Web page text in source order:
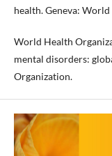
health. Geneva:
World Health
mental disorders:
Organization.